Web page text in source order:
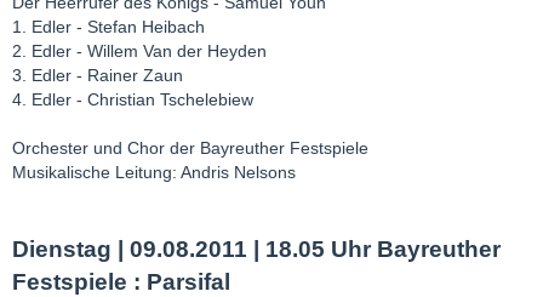
1. Edler - Stefan Heibach
2. Edler - Willem Van der Heyden
3. Edler - Rainer Zaun
4. Edler - Christian Tschelebiew
Orchester und Chor der Bayreuther Festspiele
Musikalische Leitung: Andris Nelsons
Dienstag | 09.08.2011 | 18.05 Uhr Bayreuther
Festspiele : Parsifal